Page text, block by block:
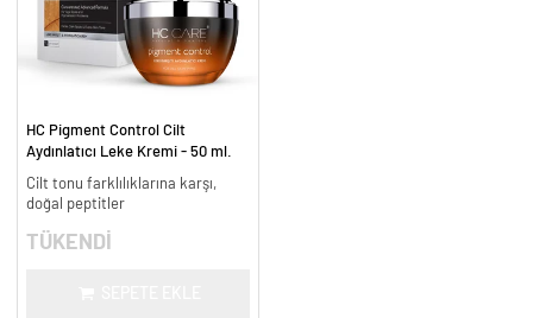
HC Pigment Control Cilt
Aydınlatıcı Leke Kremi - 50 ml.
Cilt tonu farklılıklarına karşı,
doğal peptitler
TÜKENDİ